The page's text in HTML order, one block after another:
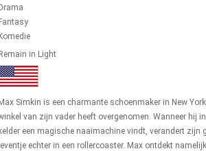
Drama
Fantasy
Komedie
Remain in Light
Max Simkin is een charmante schoenmaker in New
van zijn vader heeft overgenomen. Wanneer hij
kelder een magische naaimachine vindt, verandert zijn
leventje echter in een rollercoaster. Max ontdekt